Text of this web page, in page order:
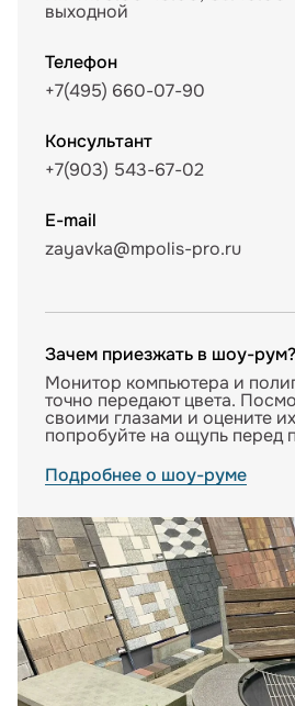
выходной
Телефон
+7(495) 660-07-90
Консультант
+7(903) 543-67-02
E-mail
zayavka@mpolis-pro.ru
Зачем приезжать в шоу-рум?
Монитор компьютера и
точно передают цвета.
своими глазами и оцените
попробуйте на ощупь перед
Подробнее о шоу-руме